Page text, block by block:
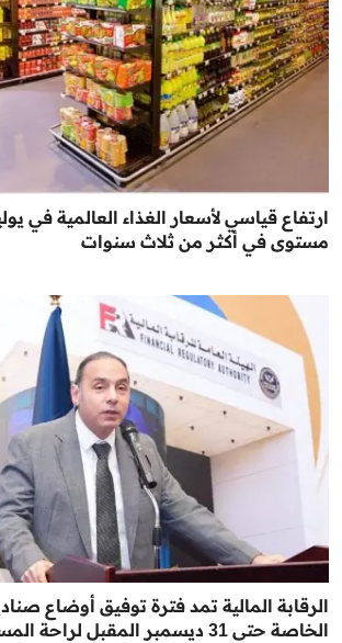
ارتفاع قياسي لأسعار الغذاء العالمية في
مستوى في أكثر من ثلاث سنوات
الرقابة المالية تمد فترة توفيق أوضاع
الخاصة حتى 31 ديسمبر المقبل لراحة المستثمرين